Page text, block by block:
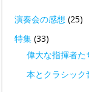
演奏会の感想 (25)
特集 (33)
偉大な指揮者た
本とクラシック